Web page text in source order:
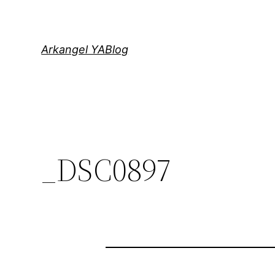
Arkangel YABlog
_DSC0897